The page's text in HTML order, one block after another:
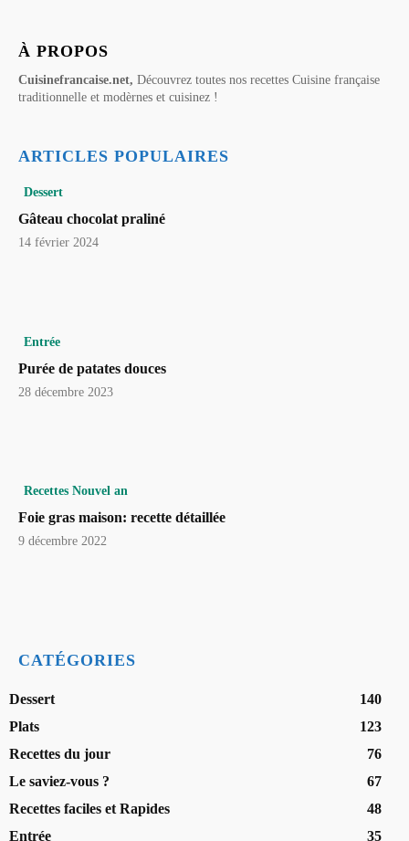
À PROPOS
Cuisinefrancaise.net, Découvrez toutes nos recettes Cuisine française
traditionnelle et modèrnes et cuisinez !
ARTICLES POPULAIRES
Dessert
Gâteau chocolat praliné
14 février 2024
Entrée
Purée de patates douces
28 décembre 2023
Recettes Nouvel an
Foie gras maison: recette détaillée
9 décembre 2022
CATÉGORIES
Dessert
140
Plats
123
Recettes du jour
76
Le saviez-vous ?
67
Recettes faciles et Rapides
48
Entrée
35